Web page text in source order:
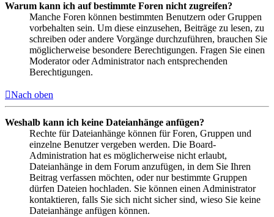
Warum kann ich auf bestimmte Foren nicht zugreifen?
Manche Foren können bestimmten Benutzern oder Gruppen
vorbehalten sein. Um diese einzusehen, Beiträge zu lesen, zu
schreiben oder andere Vorgänge durchzuführen, brauchen Sie
möglicherweise besondere Berechtigungen. Fragen Sie einen
Moderator oder Administrator nach entsprechenden
Berechtigungen.
Nach oben
Weshalb kann ich keine Dateianhänge anfügen?
Rechte für Dateianhänge können für Foren, Gruppen und
einzelne Benutzer vergeben werden. Die Board-
Administration hat es möglicherweise nicht erlaubt,
Dateianhänge in dem Forum anzufügen, in dem Sie Ihren
Beitrag verfassen möchten, oder nur bestimmte Gruppen
dürfen Dateien hochladen. Sie können einen Administrator
kontaktieren, falls Sie sich nicht sicher sind, wieso Sie keine
Dateianhänge anfügen können.